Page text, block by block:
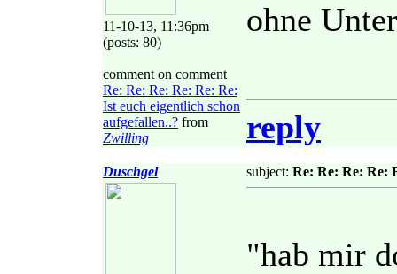
11-10-13, 11:36pm
(posts: 80)
comment on comment
Re: Re: Re: Re: Re: Re:
Ist euch eigentlich schon
aufgefallen..? from
Zwilling
ohne
reply
Duschgel subject: Re: Re: Re: Re:
"hab mir